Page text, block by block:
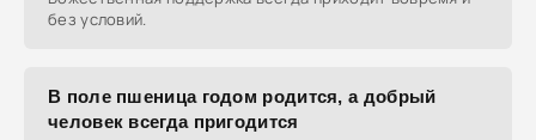
без условий.
В поле пшеница годом родится, а добрый
человек всегда пригодится